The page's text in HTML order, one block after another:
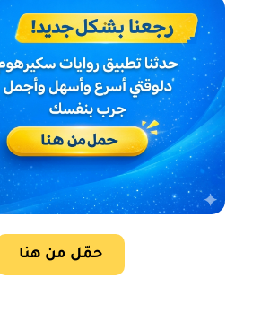
حمّل من هنا